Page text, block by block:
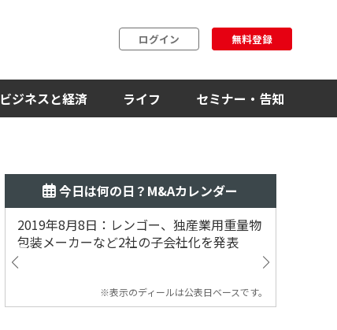
ログイン 無料登録
ビジネスと経済 ライフ セミナー・告知
今日は何の日？M&Aカレンダー
2019年8月8日：レンゴー、独産業用重量物
包装メーカーなど2社の子会社化を発表
※表示のディールは公表日ベースです。